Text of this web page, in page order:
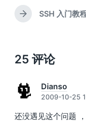
篇
文
章
下
：
SSH 入门教
25 评论
Dianso
2009-10-25
还没遇见这个问题